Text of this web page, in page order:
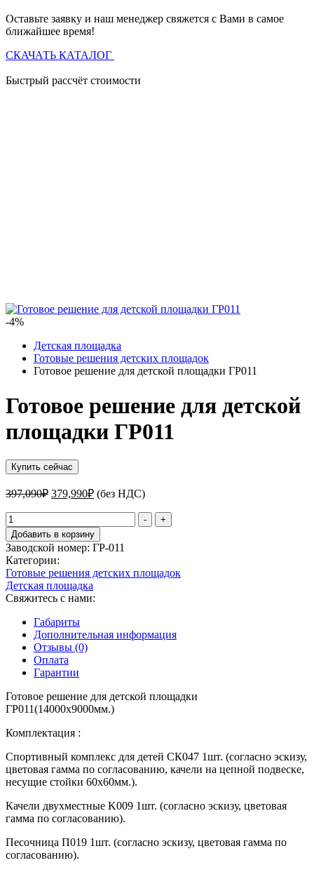
Оставьте заявку и наш менеджер свяжется с Вами в самое
ближайшее время!
СКАЧАТЬ КАТАЛОГ
Быстрый рассчёт стоимости
-4%
Детская площадка
Готовые решения детских площадок
Готовое решение для детской площадки ГР011
Готовое решение для детской
площадки ГР011
Купить сейчас
397,090₽ Первоначальная
составляла
397,090₽.
379,990₽Текущая
цена:
379,990₽.
(без НДС)
Количество
товара
Готовое
решение
для
детской
площадки
ГР011
-
+
Добавить в корзину
Заводской номер: ГР-011
Категории:
Готовые решения детских площадок
Детская площадка
Свяжитесь с нами:
Габариты
Дополнительная информация
Отзывы (0)
Оплата
Гарантии
Готовое решение для детской площадки
ГР011(14000х9000мм.)
Комплектация :
Спортивный комплекс для детей СК047 1шт. (согласно эскизу,
цветовая гамма по согласованию, качели на цепной подвеске,
несущие стойки 60х60мм.).
Качели двухместные K009 1шт. (согласно эскизу, цветовая
гамма по согласованию).
Песочница П019 1шт. (согласно эскизу, цветовая гамма по
согласованию).